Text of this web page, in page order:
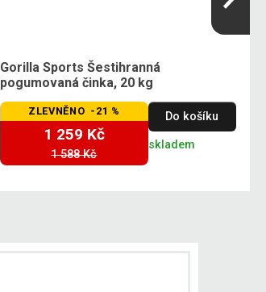
Gorilla Sports Šestihranná
pogumovaná činka, 20 kg
ZLEVNĚNO -21 %
1 259 Kč
1 588 Kč
Do košíku
skladem